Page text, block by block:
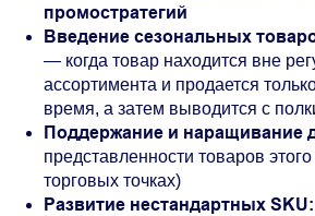
промостратегий
Введение сезональных
— когда товар находится вне
ассортимента и продается
время, а затем выводится с
Поддержание и наращивание
представленности товаров
торговых точках)
Развитие нестандартных